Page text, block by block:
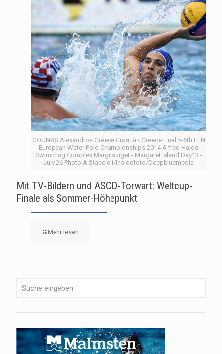
GOUNAS Alexandros Greece Croatia - Greece Final 5-6th LEN
European Water Polo Championships 2014 Alfred Hajos
Swimming Complex Margitsziget - Margaret Island Day13 -
July 26 Photo A.Staccioli/Insidefoto/Deepbluemedia
Mit TV-Bildern und ASCD-Torwart: Weltcup-
Finale als Sommer-Höhepunkt
Mehr lesen